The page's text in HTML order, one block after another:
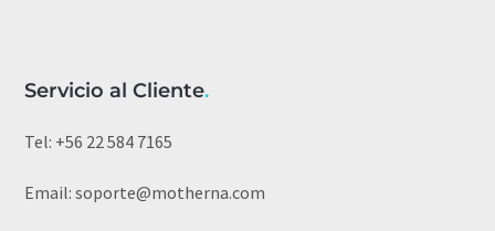
Servicio al Cliente.
Tel: +56 22 584 7165
Email:soporte@motherna.com